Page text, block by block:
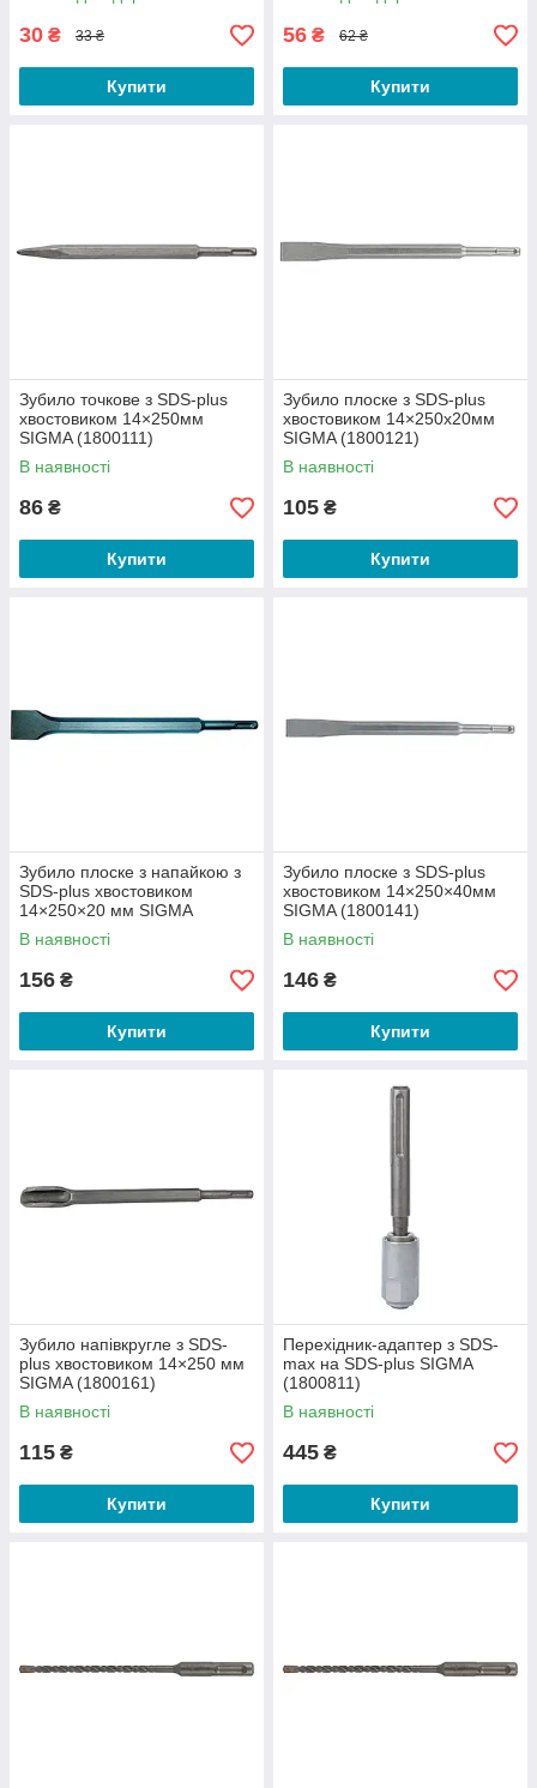
30 ₴ 33 ₴
Купити
56 ₴ 62 ₴
Купити
Зубило точкове з SDS-plus
хвостовиком 14×250мм
SIGMA (1800111)
В наявності
86 ₴
Купити
Зубило плоске з SDS-plus
хвостовиком 14×250х20мм
SIGMA (1800121)
В наявності
105 ₴
Купити
Зубило плоске з напайкою з
SDS-plus хвостовиком
14×250×20 мм SIGMA
(1800131)
В наявності
156 ₴
Купити
Зубило плоске з SDS-plus
хвостовиком 14×250×40мм
SIGMA (1800141)
В наявності
146 ₴
Купити
Зубило напівкругле з SDS-
plus хвостовиком 14×250 мм
SIGMA (1800161)
В наявності
115 ₴
Купити
Перехідник-адаптер з SDS-
max на SDS-plus SIGMA
(1800811)
В наявності
445 ₴
Купити